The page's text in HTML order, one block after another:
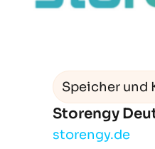
Speicher und
Storengy
storengy.de